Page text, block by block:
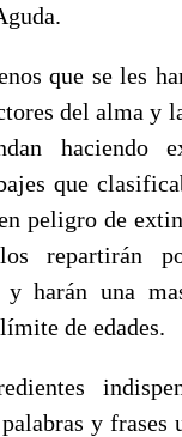
que se les
del alma y
haciendo
que
peligro de
repartirán
y harán una
de edades.
y frases